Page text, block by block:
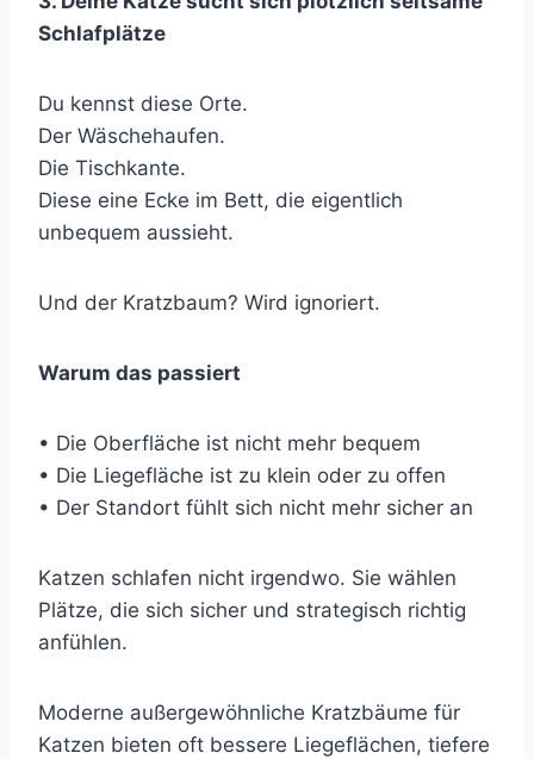
Schlafplätze
Du kennst diese Orte.
Der Wäschehaufen.
Die Tischkante.
Diese eine Ecke im Bett, die eigentlich
unbequem aussieht.
Und der Kratzbaum? Wird ignoriert.
Warum das passiert
• Die Oberfläche ist nicht mehr bequem
• Die Liegefläche ist zu klein oder zu offen
• Der Standort fühlt sich nicht mehr sicher an
Katzen schlafen nicht irgendwo. Sie wählen
Plätze, die sich sicher und strategisch richtig
anfühlen.
Moderne außergewöhnliche Kratzbäume für
Katzen bieten oft bessere Liegeflächen, tiefere